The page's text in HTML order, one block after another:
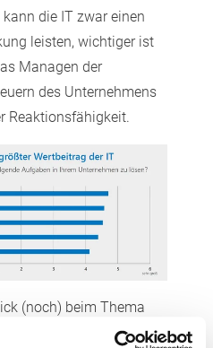
die IT zwar einen
leisten, wichtiger ist
Managen der
des Unternehmens
Reaktionsfähigkeit.
(noch) beim Thema
sind hier vor allem